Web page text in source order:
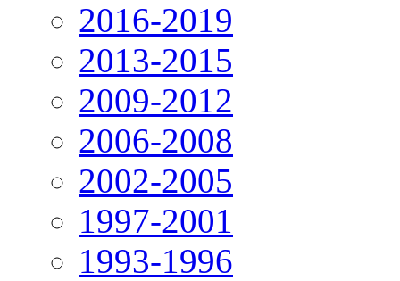
2016-2019
2013-2015
2009-2012
2006-2008
2002-2005
1997-2001
1993-1996